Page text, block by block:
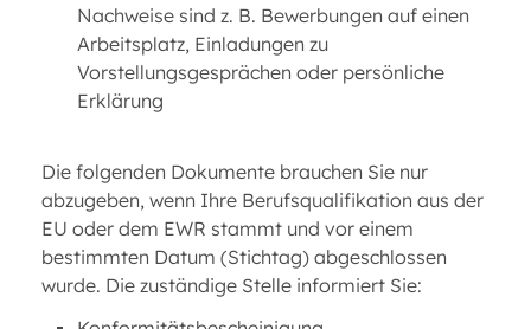
Nachweise sind z. B. Bewerbungen auf einen
Arbeitsplatz, Einladungen zu
Vorstellungsgesprächen oder persönliche
Erklärung
Die folgenden Dokumente brauchen Sie nur
abzugeben, wenn Ihre Berufsqualifikation aus der
EU oder dem EWR stammt und vor einem
bestimmten Datum (Stichtag) abgeschlossen
wurde. Die zuständige Stelle informiert Sie: